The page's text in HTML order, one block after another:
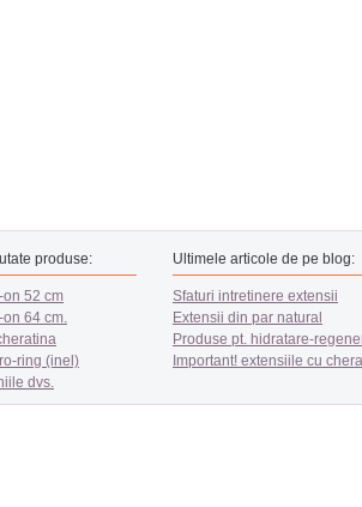
produse:
on 52 cm
on 64 cm.
ring (inel)
dvs.
Ultimele articole de pe blog:
Sfaturi intretinere extensii
Extensii din par natural
Produse pt. hidratare-
Important! extensiile cu